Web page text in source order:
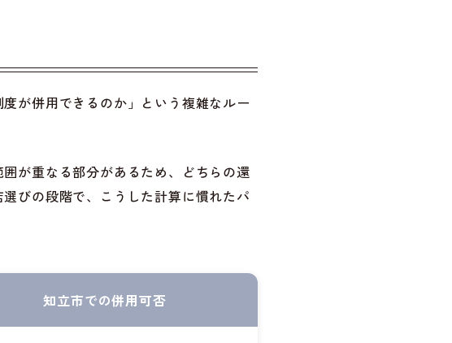
が併用できるのか」という複雑なルー
が重なる部分があるため、どちらの還
びの段階で、こうした計算に慣れたパ
知立市での併用可否